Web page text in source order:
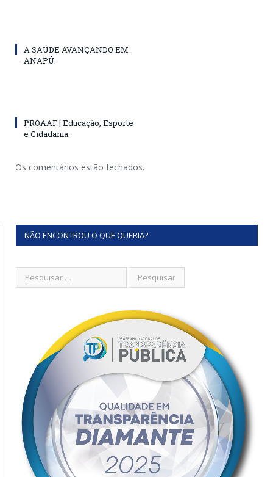
A SAÚDE AVANÇANDO EM
ANAPÚ.
PROAAF | Educação, Esporte
e Cidadania.
Os comentários estão fechados.
NÃO ENCONTROU O QUE QUERIA?